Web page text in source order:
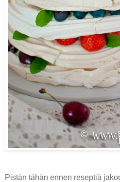
Pistän tähän ennen reseptiä